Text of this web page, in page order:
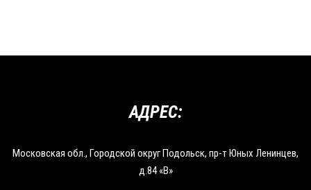
АДРЕС:
Московская обл., Городской округ Подольск, пр-т Юных Ленинцев,
д.84 «В»